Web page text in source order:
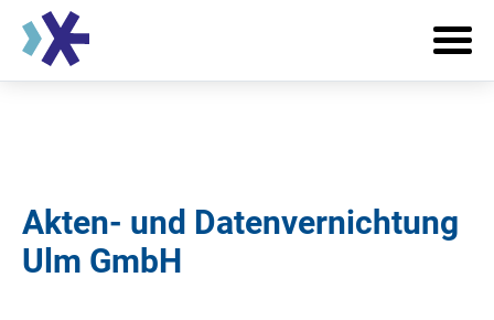
Akten- und Datenvernichtung
Ulm GmbH